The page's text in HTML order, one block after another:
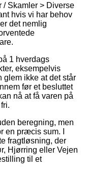
/ Skamler > Diverse
hvis vi har behov
det nemlig
1 hverdags
eksempelvis
glem ikke at det står
før et besluttet
nå at få varen på
beregning, men
en præcis sum. I
fragtløsning, der
Hjørring eller Vejen
til et